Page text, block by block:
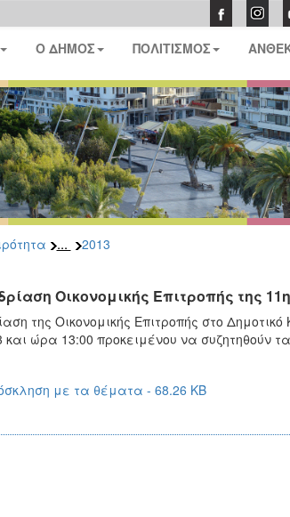
Ο ΔΗΜΟΣ ΠΟΛΙΤΙΣΜΟΣ
... 2013
Οικονομικής Επιτροπής της
της Οικονομικής Επιτροπής στο
και ώρα 13:00 προκειμένου να συζητηθούν
με τα θέματα - 68.26 KB